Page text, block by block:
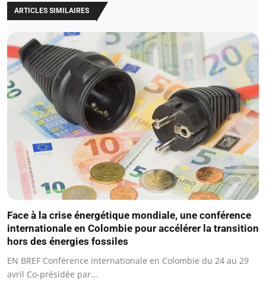
ARTICLES SIMILAIRES
Face à la crise énergétique mondiale, une conférence
internationale en Colombie pour accélérer la transition
hors des énergies fossiles
EN BREF Conférence internationale en Colombie du 24 au 29
avril Co-présidée par…